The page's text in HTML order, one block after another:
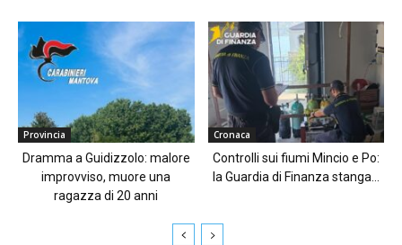
Provincia
Dramma a Guidizzolo: malore
improvviso, muore una
ragazza di 20 anni
Cronaca
Controlli sui fiumi Mincio e Po:
la Guardia di Finanza stanga...